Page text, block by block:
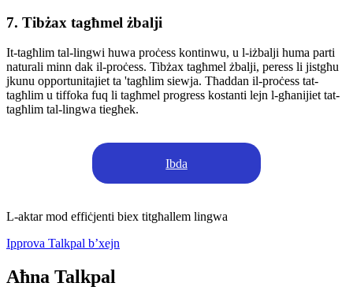
7. Tibżax tagħmel żbalji
It-tagħlim tal-lingwi huwa proċess kontinwu, u l-iżbalji huma parti
naturali minn dak il-proċess. Tibżax tagħmel żbalji, peress li jistgħu
jkunu opportunitajiet ta 'tagħlim siewja. Tħaddan il-proċess tat-
tagħlim u tiffoka fuq li tagħmel progress kostanti lejn l-għanijiet tat-
tagħlim tal-lingwa tiegħek.
Ibda
L-aktar mod effiċjenti biex titgħallem lingwa
Ipprova Talkpal b’xejn
Aħna Talkpal